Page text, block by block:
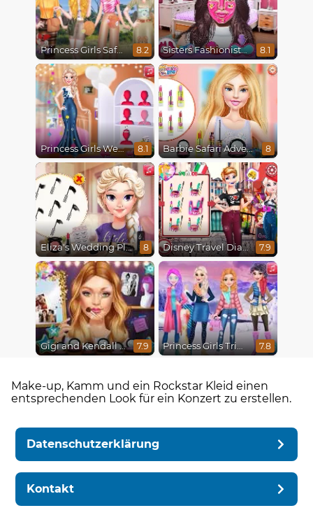
Princess Girls Safari Trip 8.2 Sisters Fashionista Makeup 8.1
Princess Girls Wedding Trip 8.1 Barbie Safari Adventure 8
Eliza's Wedding Planner 8 Disney Travel Diaries: City Break 7.9
Gigi and Kendall BFFS 7.9 Princess Girls Trip To Aspen 7.8
Make-up, Kamm und ein Rockstar Kleid einen
entsprechenden Look für ein Konzert zu erstellen.
Datenschutzerklärung
Kontakt